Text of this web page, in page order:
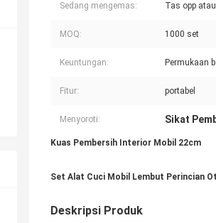
Sedang mengemas: Tas opp
MOQ: 1000 set
Keuntungan: Permukaan
Fitur: portabel
Menyoroti: Sikat
Kuas Pembersih Interior Mobil 22cm
Set Alat Cuci Mobil Lembut Perincian
Deskripsi Produk